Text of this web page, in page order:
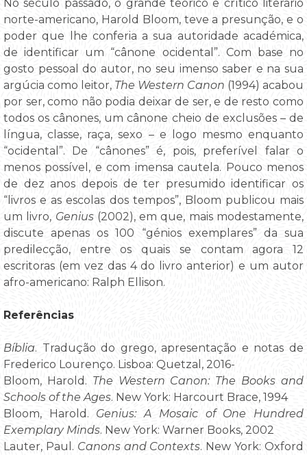
No século passado, o grande teórico e crítico literário
norte-americano, Harold Bloom, teve a presunção, e o
poder que lhe conferia a sua autoridade académica,
de identificar um “cânone ocidental”. Com base no
gosto pessoal do autor, no seu imenso saber e na sua
argúcia como leitor, The Western Canon (1994) acabou
por ser, como não podia deixar de ser, e de resto como
todos os cânones, um cânone cheio de exclusões – de
língua, classe, raça, sexo – e logo mesmo enquanto
“ocidental”. De “cânones” é, pois, preferível falar o
menos possível, e com imensa cautela. Pouco menos
de dez anos depois de ter presumido identificar os
“livros e as escolas dos tempos”, Bloom publicou mais
um livro, Genius(2002), em que, mais modestamente,
discute apenas os 100 “génios exemplares” da sua
predilecção, entre os quais se contam agora 12
escritoras (em vez das 4 do livro anterior) e um autor
afro-americano: Ralph Ellison.
Referências
Bíblia. Tradução do grego, apresentação e notas de
Frederico Lourenço. Lisboa: Quetzal, 2016-
Bloom, Harold. The Western Canon: The Books and
Schools of the Ages. New York: Harcourt Brace, 1994
Bloom, Harold. Genius: A Mosaic of One Hundred
Exemplary Minds. New York: Warner Books, 2002
Lauter, Paul. Canons and Contexts. New York: Oxford